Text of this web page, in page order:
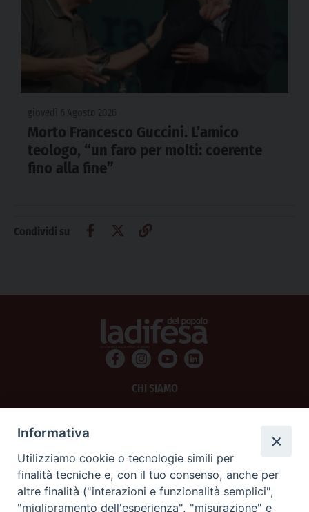
Morto Francesco Guccini. L’amico
teologo, “un faro per molti: coerente
fino alla fine”
Condividi su
CHI SIAMO
SCRIVICI
Informativa
Utilizziamo cookie o tecnologie simili per
finalità tecniche e, con il tuo consenso, anche per
altre finalità ("interazioni e funzionalità semplici",
"miglioramento dell'esperienza", "misurazione" e